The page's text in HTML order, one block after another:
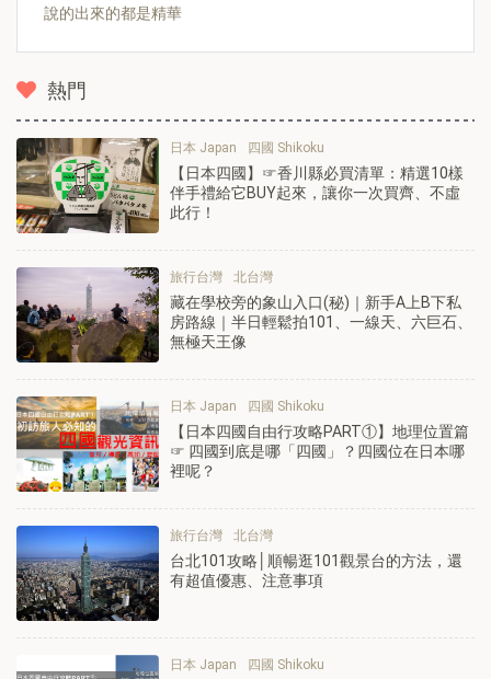
說的出來的都是精華
熱門
日本 Japan 四國 Shikoku
【日本四國】☞香川縣必買清單：精選10樣
伴手禮給它BUY起來，讓你一次買齊、不虛
此行！
旅行台灣 北台灣
藏在學校旁的象山入口(秘)｜新手A上B下私
房路線｜半日輕鬆拍101、一線天、六巨石、
無極天王像
日本 Japan 四國 Shikoku
【日本四國自由行攻略PART①】地理位置篇
☞ 四國到底是哪「四國」？四國位在日本哪
裡呢？
旅行台灣 北台灣
台北101攻略│順暢逛101觀景台的方法，還
有超值優惠、注意事項
日本 Japan 四國 Shikoku